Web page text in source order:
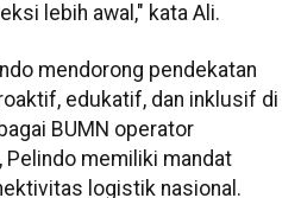
lebih awal," kata Ali.
mendorong pendekatan
edukatif, dan inklusif di
BUMN operator
Pelindo memiliki mandat
logistik nasional.